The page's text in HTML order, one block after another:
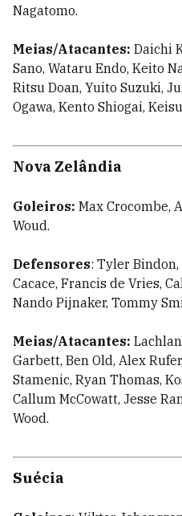
Nagatomo.
Meias/Atacantes: Daichi
Sano, Wataru Endo, Keito
Ritsu Doan, Yuito Suzuki,
Ogawa, Kento Shiogai,
Nova Zelândia
Goleiros: Max Crocombe,
Woud.
Defensores: Tyler
Cacace, Francis de Vries,
Nando Pijnaker, Tommy
Meias/Atacantes:
Garbett, Ben Old, Alex
Stamenic, Ryan Thomas,
Callum McCowatt, Jesse
Wood.
Suécia